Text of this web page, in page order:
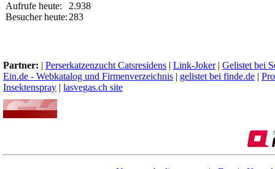
Aufrufe heute:
Besucher heute:
2.938
283
Partner: | Perserkatzenzucht Catsresidens | Link-Joker| Gelistet bei
Ein.de - Webkatalog und Firmenverzeichnis | gelistet bei finde.de |
Insektenspray | lasvegas.ch site